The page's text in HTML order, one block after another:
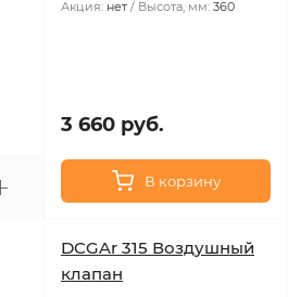
Акция: нет Высота, мм: 360
3 660 руб.
В корзину
DCGAr 315 Воздушный
клапан